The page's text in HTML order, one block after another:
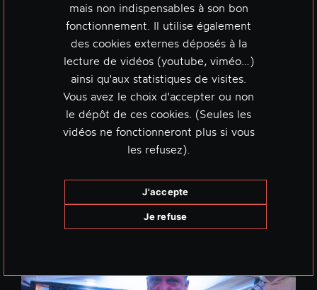
mais non indispensables à son bon
fonctionnement. Il utilise également
des cookies externes déposés à la
lecture de vidéos (youtube, viméo…)
ainsi qu'aux statistiques de visites.
Vous avez le choix d'accepter ou non
le dépôt de ces cookies. (Seules les
vidéos ne fonctionneront plus si vous
les refusez).
J'accepte
Je refuse